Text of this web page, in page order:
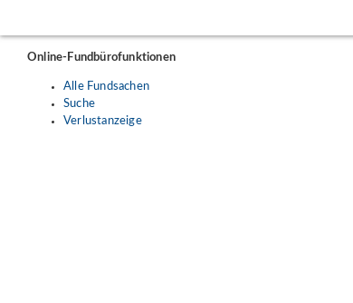
Online-Fundbürofunktionen
Alle Fundsachen
Suche
Verlustanzeige